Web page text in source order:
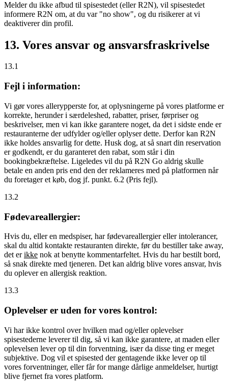
Melder du ikke afbud til spisestedet (eller R2N), vil spisestedet
informere R2N om, at du var "no show", og du risikerer at vi
deaktiverer din profil.
13. Vores ansvar og ansvarsfraskrivelse
13.1
Fejl i information:
Vi gør vores allerypperste for, at oplysningerne på vores platforme er
korrekte, herunder i særdeleshed, rabatter, priser, førpriser og
beskrivelser, men vi kan ikke garantere noget, da det i sidste ende er
restauranterne der udfylder og/eller oplyser dette. Derfor kan R2N
ikke holdes ansvarlig for dette. Husk dog, at så snart din reservation
er godkendt, er du garanteret den rabat, som står i din
bookingbekræftelse. Ligeledes vil du på R2N Go aldrig skulle
betale en anden pris end den der reklameres med på platformen når
du foretager et køb, dog jf. punkt. 6.2 (Pris fejl).
13.2
Fødevareallergier:
Hvis du, eller en medspiser, har fødevareallergier eller intolerancer,
skal du altid kontakte restauranten direkte, før du bestiller take away,
det erikke nok at benytte kommentarfeltet. Hvis du har bestilt bord,
så snak direkte med tjeneren. Det kan aldrig blive vores ansvar, hvis
du oplever en allergisk reaktion.
13.3
Oplevelser er uden for vores kontrol:
Vi har ikke kontrol over hvilken mad og/eller oplevelser
spisestederne leverer til dig, så vi kan ikke garantere, at maden eller
oplevelsen lever op til din forventning, især da disse ting er meget
subjektive. Dog vil et spisested der gentagende ikke lever op til
vores forventninger, eller får for mange dårlige anmeldelser, hurtigt
blive fjernet fra vores platform.